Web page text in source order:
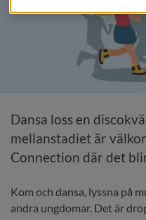
Dansa loss en
mellanstadiet är
Connection där det
Kom och dansa, lyssna på
andra ungdomar. Det är